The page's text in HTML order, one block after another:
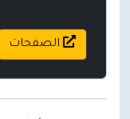
الصفحات